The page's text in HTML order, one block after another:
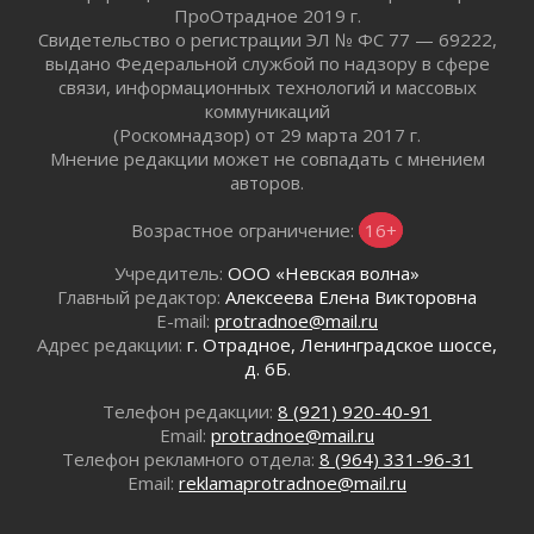
граждан Ленинградской области
02 августа 2026
Готовность №1
02 августа 2026
Километровые столбы «Дороги жизни»
отправили на реставрацию
Ленобласть внедрила передовую подготовку
операторов БПЛА
02 августа 2026
В Ивангороде появилась «Избушка-
воробушка»
02 августа 2026
Юхла, мука, кантеле и Водяной
01 августа 2026
Лето катится с горки
01 августа 2026
В Ленобласти открылась экспозиция к 150-
ПроОтрадное 2019 г.
Свидетельство о регистрации ЭЛ № ФС 77 — 69222,
выдано Федеральной службой по надзору в сфере
связи, информационных технологий и массовых
коммуникаций
(Роскомнадзор) от 29 марта 2017 г.
Мнение редакции может не совпадать с мнением
авторов.
Возрастное ограничение: 16+
Учредитель: ООО «Невская волна»
Главный редактор: Алексеева Елена Викторовна
E-mail: protradnoe@mail.ru
Адрес редакции: г. Отрадное, Ленинградское шоссе,
д. 6Б.
Телефон редакции: 8 (921) 920-40-91
Email: protradnoe@mail.ru
Телефон рекламного отдела: 8 (964) 331-96-31
Email: reklamaprotradnoe@mail.ru